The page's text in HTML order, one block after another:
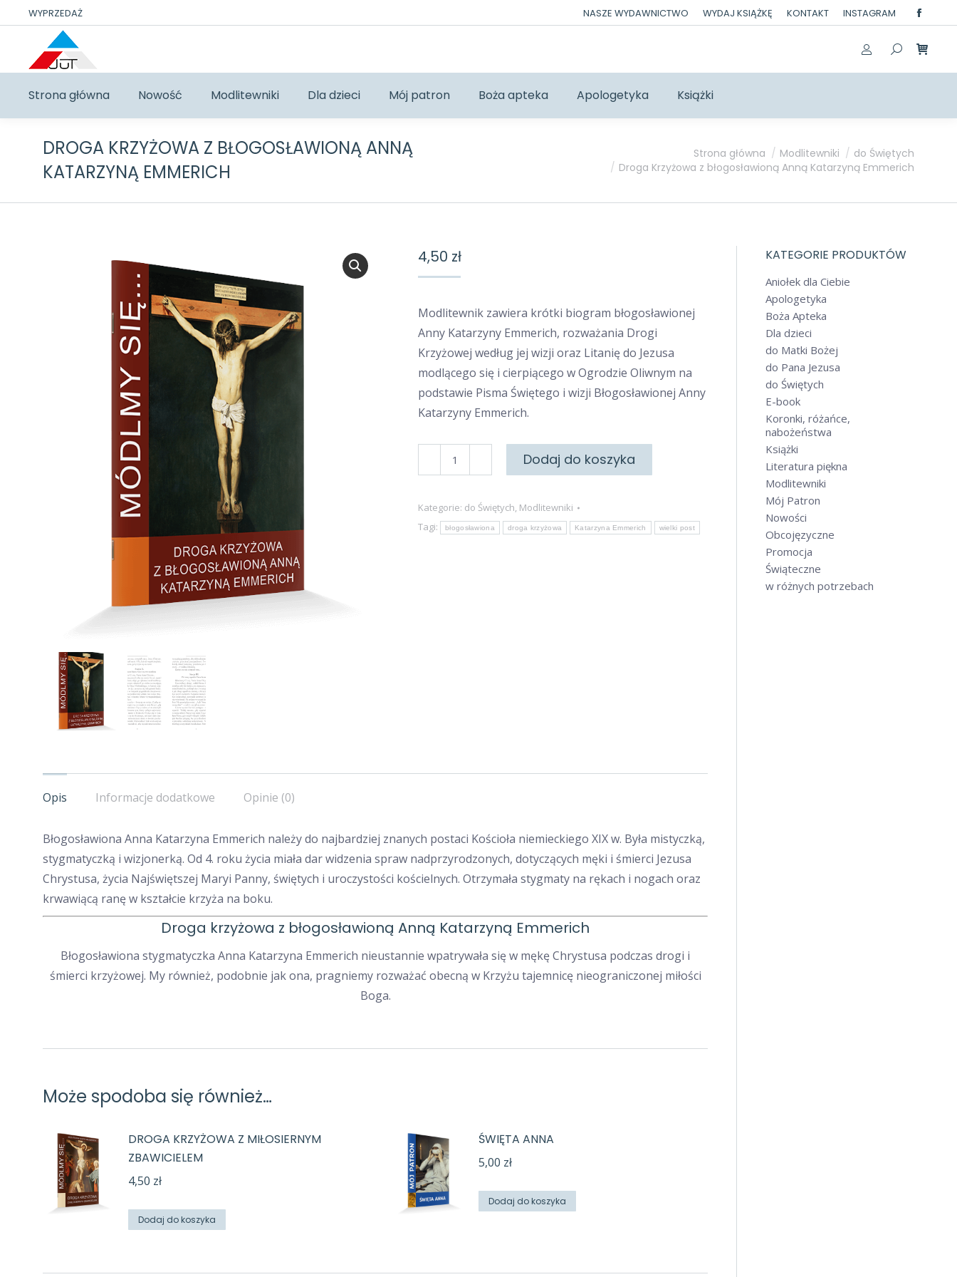
WYPRZEDAŻ NASZE WYDAWNICTWO WYDAJ KSIĄŻKĘ KONTAKT INSTAGRAM
page
opens
in
Strona główna Nowość Modlitewniki Dla dzieci Mój patron Boża apteka Apologetyka Książki
DROGA KRZYŻOWA Z BŁOGOSŁAWIONĄ ANNĄ
KATARZYNĄ EMMERICH
Strona główna Modlitewniki
do Świętych
Droga Krzyżowa z błogosławioną Anną Katarzyną Emmerich
4,50 zł
Modlitewnik zawiera krótki biogram błogosławionej
Anny Katarzyny Emmerich, rozważania Drogi
Krzyżowej według jej wizji oraz Litanię do Jezusa
modlącego się i cierpiącego w Ogrodzie Oliwnym na
podstawie Pisma Świętego i wizji Błogosławionej Anny
Katarzyny Emmerich.
Droga
z
błogosławioną
Dodaj do koszyka
Kategorie: do Świętych, Modlitewniki
Tagi:
błogosławiona droga krzyżowa Katarzyna Emmerich wielki post
Opis Informacje dodatkowe Opinie (0)
Błogosławiona Anna Katarzyna Emmerich należy do najbardziej znanych postaci Kościoła niemieckiego XIX w. Była mistyczką,
stygmatyczką i wizjonerką. Od 4. roku życia miała dar widzenia spraw nadprzyrodzonych, dotyczących męki i śmierci Jezusa
Chrystusa, życia Najświętszej Maryi Panny, świętych i uroczystości kościelnych. Otrzymała stygmaty na rękach i nogach oraz
krwawiącą ranę w kształcie krzyża na boku.
Droga krzyżowa z błogosławioną Anną Katarzyną Emmerich
Błogosławiona stygmatyczka Anna Katarzyna Emmerich nieustannie wpatrywała się w mękę Chrystusa podczas drogi i
śmierci krzyżowej. My również, podobnie jak ona, pragniemy rozważać obecną w Krzyżu tajemnicę nieograniczonej miłości
Boga.
Może spodoba się również…
DROGA KRZYŻOWA Z MIŁOSIERNYM
ZBAWICIELEM
4,50 zł
Dodaj do koszyka
ŚWIĘTA ANNA
5,00 zł
Dodaj do koszyka
KATEGORIE PRODUKTÓW
Aniołek dla Ciebie
Apologetyka
Boża Apteka
Dla dzieci
do Matki Bożej
do Pana Jezusa
do Świętych
E-book
Koronki, różańce,
nabożeństwa
Książki
Literatura piękna
Modlitewniki
Mój Patron
Nowości
Obcojęzyczne
Promocja
Świąteczne
w różnych potrzebach